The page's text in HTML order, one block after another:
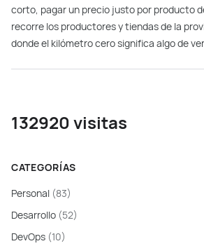
corto, pagar un precio justo por producto
recorre los productores y tiendas de la
donde el kilómetro cero significa algo de
132920 visitas
CATEGORÍAS
Personal (83)
Desarrollo (52)
DevOps (10)